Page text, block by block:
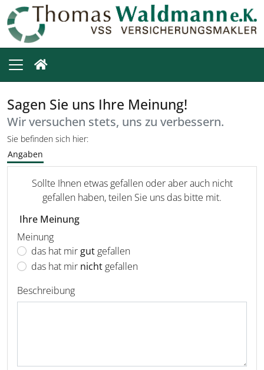
Sagen Sie uns Ihre Meinung!
Wir versuchen stets, uns zu verbessern.
Sie befinden sich hier:
Angaben
Sollte Ihnen etwas gefallen oder aber auch nicht
gefallen haben, teilen Sie uns das bitte mit.
Ihre Meinung
Meinung
das hat mir gut gefallen
das hat mir nicht gefallen
Beschreibung